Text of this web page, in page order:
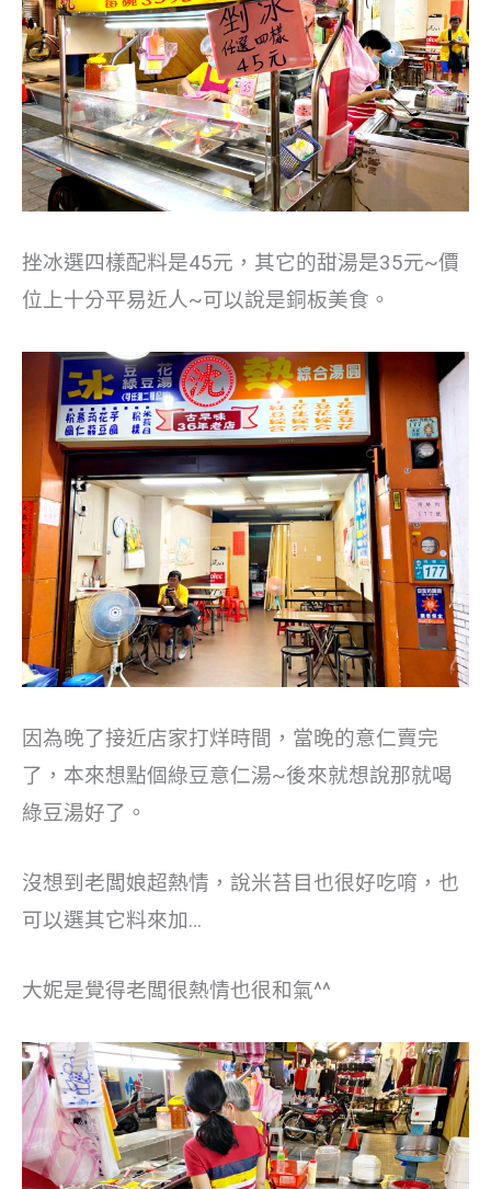
挫冰選四樣配料是45元，其它的甜湯是35元~價
位上十分平易近人~可以說是銅板美食。
因為晚了接近店家打烊時間，當晚的意仁賣完
了，本來想點個綠豆意仁湯~後來就想說那就喝
綠豆湯好了。
沒想到老闆娘超熱情，說米苔目也很好吃唷，也
可以選其它料來加…
大妮是覺得老闆很熱情也很和氣^^